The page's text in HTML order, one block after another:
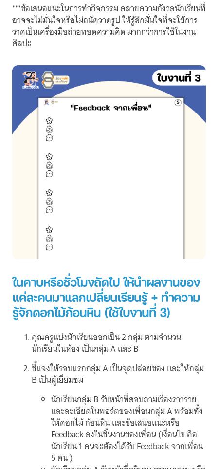
***ข้อเสนอแนะในการทำกิจกรรม คลายความกังวลนักเรียนที่
อาจจะไม่มั่นใจหรือไม่ถนัดวาดรูป ให้รู้สึกมั่นใจที่จะใช้การ
วาดเป็นเครื่องมือถ่ายทอดความคิด มากกว่าการใช้ในงาน
ศิลปะ
ในคาบหรือชั่วโมงถัดไป ให้นำผลงานของ
แค่ละคนมาแลกเปลี่ยนเรียนรู้ + ทำความ
รู้จักดอกไม้ก้อนหิน (ใช้ใบงานที่ 3)
คุณครูแบ่งนักเรียนออกเป็น 2 กลุ่ม ตามจำนวน
นักเรียนในห้อง เป็นกลุ่ม A และ B
ชี้แจงให้รอบแรกกลุ่ม A เป็นจุดปล่อยของ และให้กลุ่ม
B เป็นผู้เยี่ยมชม
นักเรียนกลุ่ม B รับหน้าที่สอบถามเรื่องราวราย
และละเอียดในพอร์ตของเพื่อนกลุ่ม A พร้อมทั้ง
ให้ดอกไม้ ก้อนหิน และข้อเสนอแนะหรือ
Feedback ลงในชิ้นงานของเพื่อน (เงื่อนไข คือ
นักเรียน 1 คนจะต้องได้รับ Feedback จากเพื่อน
5 คน )